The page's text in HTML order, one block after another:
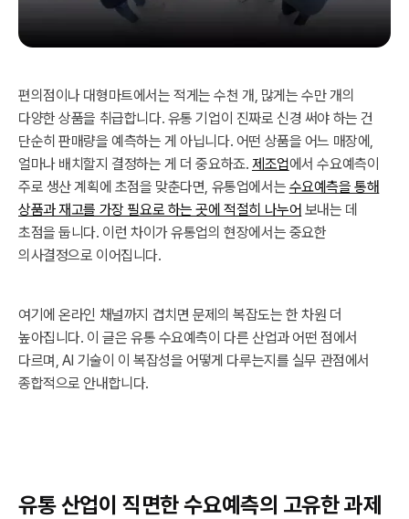
편의점이나 대형마트에서는 적게는 수천 개, 많게는 수만 개의
다양한 상품을 취급합니다. 유통 기업이 진짜로 신경 써야 하는 건
단순히 판매량을 예측하는 게 아닙니다. 어떤 상품을 어느 매장에,
얼마나 배치할지 결정하는 게 더 중요하죠. 제조업에서 수요예측이
주로 생산 계획에 초점을 맞춘다면, 유통업에서는 수요예측을 통해
상품과 재고를 가장 필요로 하는 곳에 적절히 나누어 보내는 데
초점을 둡니다. 이런 차이가 유통업의 현장에서는 중요한
의사결정으로 이어집니다.
여기에 온라인 채널까지 겹치면 문제의 복잡도는 한 차원 더
높아집니다. 이 글은 유통 수요예측이 다른 산업과 어떤 점에서
다르며, AI 기술이 이 복잡성을 어떻게 다루는지를 실무 관점에서
종합적으로 안내합니다.
유통 산업이 직면한 수요예측의 고유한 과제